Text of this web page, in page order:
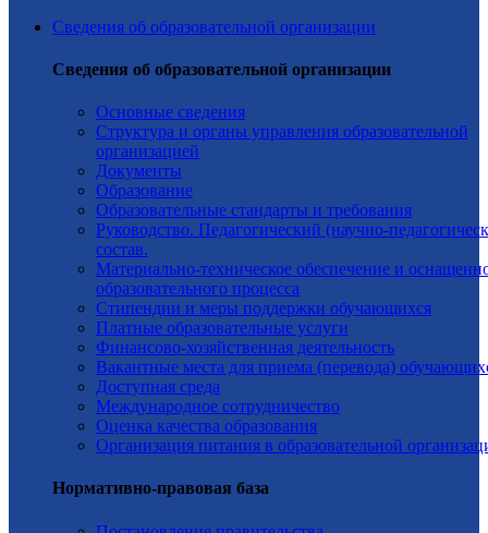
Сведения об образовательной организации
Сведения об образовательной организации
Основные сведения
Структура и органы управления образовательной
организацией
Документы
Образование
Образовательные стандарты и требования
Руководство. Педагогический (научно-
состав.
Материально-техническое обеспечение и
образовательного процесса
Стипендии и меры поддержки обучающихся
Платные образовательные услуги
Финансово-хозяйственная деятельность
Вакантные места для приема (перевода)
Доступная среда
Международное сотрудничество
Оценка качества образования
Организация питания в образовательной
Нормативно-правовая база